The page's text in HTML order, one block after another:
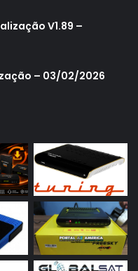
V1.89 –
– 03/02/2026